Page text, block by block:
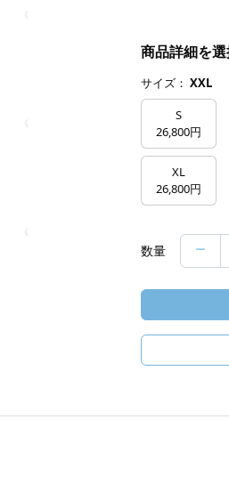
商品詳細を
サイズ： XXL
S
26,800円
XL
26,800円
数量